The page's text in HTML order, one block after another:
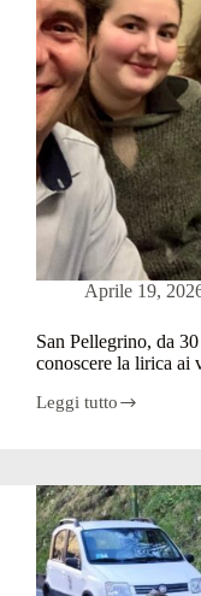
Aprile 19,
San Pellegrino, da
conoscere la lirica ai
Leggi tutto
San
anni
alla
Scala
per
far